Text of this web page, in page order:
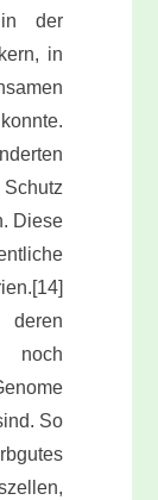
in der
in
Diese
deren
noch
So